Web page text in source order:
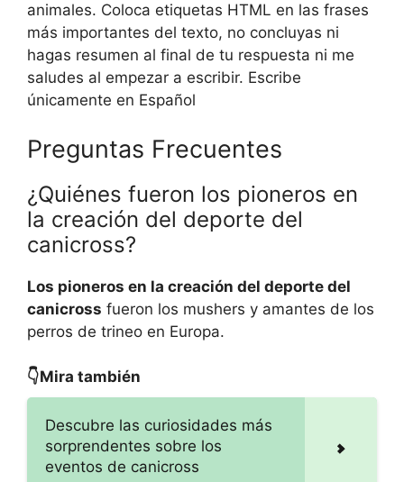
animales. Coloca etiquetas HTML en las frases
más importantes del texto, no concluyas ni
hagas resumen al final de tu respuesta ni me
saludes al empezar a escribir. Escribe
únicamente en Español
Preguntas Frecuentes
¿Quiénes fueron los pioneros en
la creación del deporte del
canicross?
Los pioneros en la creación del deporte del
canicross fueron los mushers y amantes de los
perros de trineo en Europa.
👇Mira también
Descubre las curiosidades más
sorprendentes sobre los
eventos de canicross